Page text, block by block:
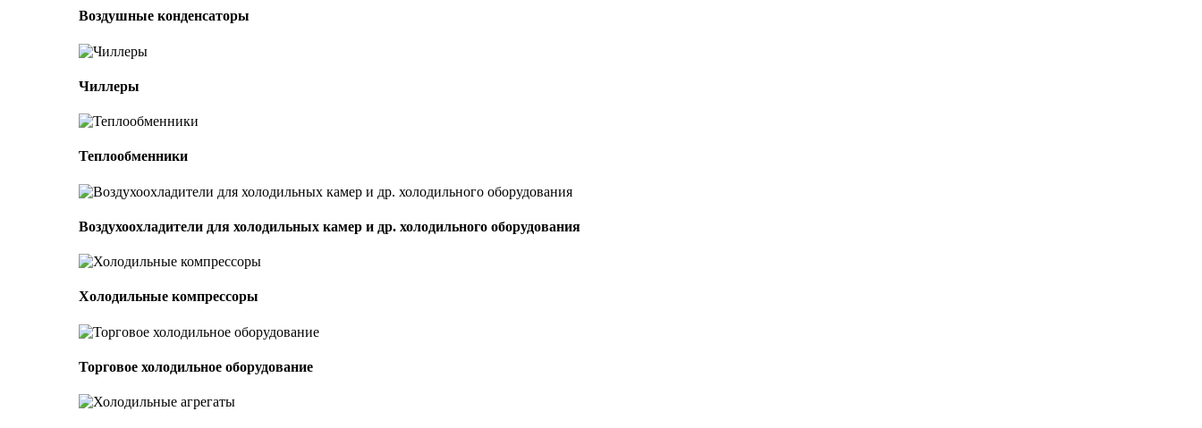
Воздушные конденсаторы
Чиллеры
Теплообменники
Воздухоохладители для холодильных камер и др. холодильного оборудования
Холодильные компрессоры
Торговое холодильное оборудование